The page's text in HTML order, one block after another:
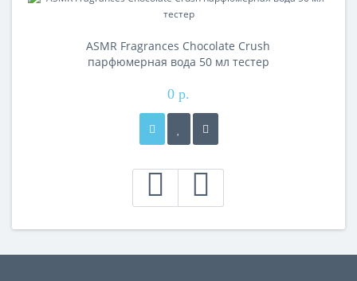
ASMR Fragrances Chocolate Crush
парфюмерная вода 50 мл тестер
0 р.